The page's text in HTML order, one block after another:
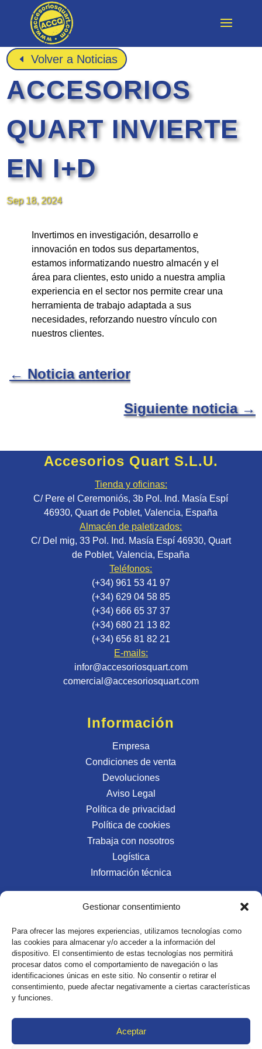
Gestionar consentimiento
Para ofrecer las mejores experiencias, utilizamos tecnologías como
las cookies para almacenar y/o acceder a la información del
dispositivo. El consentimiento de estas tecnologías nos permitirá
procesar datos como el comportamiento de navegación o las
identificaciones únicas en este sitio. No consentir o retirar el
consentimiento, puede afectar negativamente a ciertas características
y funciones.
Aceptar
Volver a Noticias
ACCESORIOS
QUART INVIERTE
EN I+D
Sep 18, 2024
Invertimos en investigación, desarrollo e
innovación en todos sus departamentos,
estamos informatizando nuestro almacén y el
área para clientes, esto unido a nuestra amplia
experiencia en el sector nos permite crear una
herramienta de trabajo adaptada a sus
necesidades, reforzando nuestro vínculo con
nuestros clientes.
← Noticia anterior
Siguiente noticia→
Accesorios Quart S.L.U.
Tienda y oficinas:
C/ Pere el Ceremoniós, 3b Pol. Ind. Masía Espí
46930, Quart de Poblet, Valencia, España
Almacén de paletizados:
C/ Del mig, 33 Pol. Ind. Masía Espí 46930, Quart
de Poblet, Valencia, España
Teléfonos:
(+34) 961 53 41 97
(+34) 629 04 58 85
(+34) 666 65 37 37
(+34) 680 21 13 82
(+34) 656 81 82 21
E-mails:
infor@accesoriosquart.com
comercial@accesoriosquart.com
Información
Empresa
Condiciones de venta
Devoluciones
Aviso Legal
Política de privacidad
Política de cookies
Trabaja con nosotros
Logística
Información técnica